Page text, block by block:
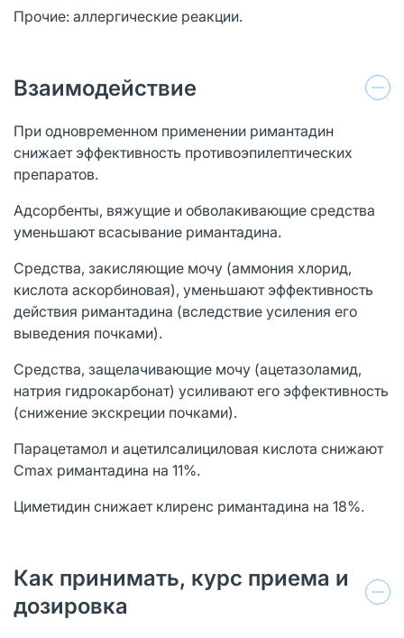
Прочие: аллергические реакции.
Взаимодействие
При одновременном применении римантадин
снижает эффективность противоэпилептических
препаратов.
Адсорбенты, вяжущие и обволакивающие средства
уменьшают всасывание римантадина.
Средства, закисляющие мочу (аммония хлорид,
кислота аскорбиновая), уменьшают эффективность
действия римантадина (вследствие усиления его
выведения почками).
Средства, защелачивающие мочу (ацетазоламид,
натрия гидрокарбонат) усиливают его эффективность
(снижение экскреции почками).
Парацетамол и ацетилсалициловая кислота снижают
Cmax римантадина на 11%.
Циметидин снижает клиренс римантадина на 18%.
Как принимать, курс приема и
дозировка